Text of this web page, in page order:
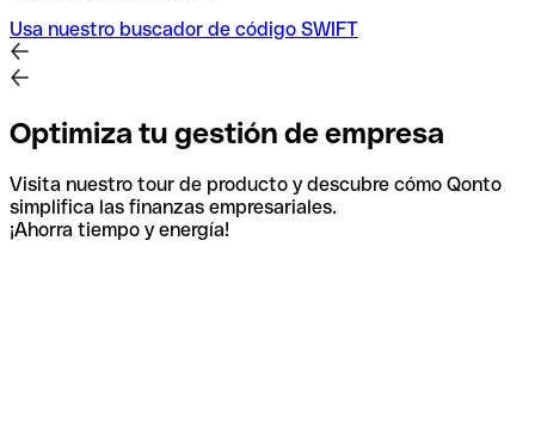
Usa nuestro buscador de código SWIFT
Optimiza tu gestión de empresa
Visita nuestro tour de producto y descubre cómo Qonto
simplifica las finanzas empresariales.
¡Ahorra tiempo y energía!